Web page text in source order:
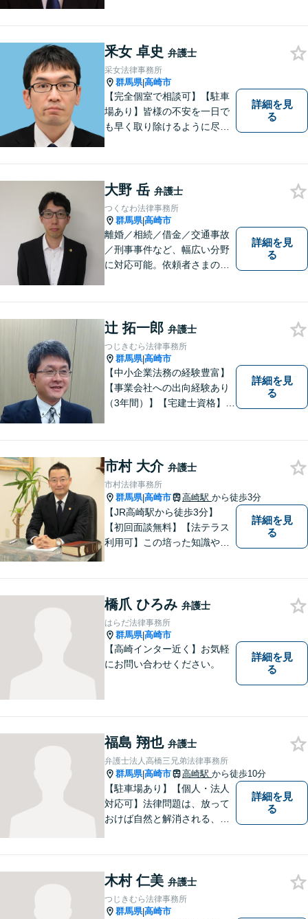
釆女 卓史 弁護士
采女法律事務所
群馬県|高崎市
【完全個室で相談可】【駐車
場あり】皆様の不安を一日で
も早く取り除けるように尽力
す。 ※お電話やメールでの無
料法律相談は行っておりませ
ん。
詳細を見
る
大野 岳 弁護士
つくなわ法律事務所
群馬県|高崎市
離婚／相続／借金／交通事故
／刑事事件など、幅広い分野
に対応可能。依頼者さまの状
ご相談ください。【完全個
室】【専用駐車場あり】
詳細を見
る
辻 拓一郎 弁護士
つじきむら法律事務所
群馬県|高崎市
【中小企業法務の経験豊富】
【事業会社への出向経験あり
（3年間）】【宅建士資格】信
詳細を見
る
市村 大介 弁護士
市村法律事務所
群馬県|高崎市 高崎駅 から徒歩3分
【JR高崎駅から徒歩3分】
【初回面談無料】【法テラス
利用可】この培った知識や経
す。お気軽にご相談くださ
い。
詳細を見
る
橋爪 ひろみ 弁護士
はらだ法律事務所
群馬県|高崎市
【高崎インター近く】お気軽
にお問い合わせください。
詳細を見
る
福島 翔也 弁護士
弁護士法人高橋三兄弟法律事務所
群馬県|高崎市 高崎駅 から徒歩10分
【駐車場あり】【個人・法人
対応可】法律問題は、放って
おけば自然と解消される、解
す。最善の解決策は何なの
か、一緒に考えていきましょ
う。
詳細を見
る
木村 仁美 弁護士
つじきむら法律事務所
群馬県|高崎市